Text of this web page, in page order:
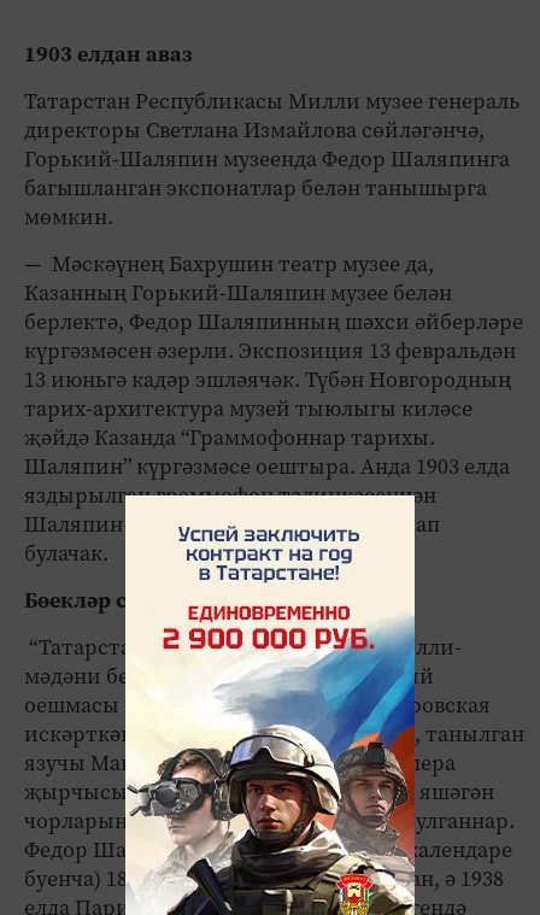
1903 елдан аваз
Татарстан Республикасы Милли музее генераль
директоры Светлана Измайлова сөйләгәнчә,
Горький-Шаляпин музеенда Федор Шаляпинга
багышланган экспонатлар белән танышырга
мөмкин.
— Мәскәүнең Бахрушин театр музее да,
Казанның Горький-Шаляпин музее белән
берлектә, Федор Шаляпинның шәхси әйберләре
күргәзмәсен әзерли. Экспозиция 13 февральдән
13 июньгә кадәр эшләячәк. Түбән Новгородның
тарих-архитектура музей тыюлыгы киләсе
җәйдә Казанда “Граммофоннар тарихы.
Шаляпин” күргәзмәсе оештыра. Анда 1903 елда
яздырылган граммофон тәлинкәсеннән
Шаляпин башкаруында җырлар тыңлап
булачак.
Бөекләр сагышы
“Татарстан Республикасының рус милли-
мәдәни берләшмәсе” төбәк иҗтимагый
оешмасы җитәкчесе Ирина Александровская
искәрткәнчә, кайда гына яшәсәләр дә, танылган
язучы Максим Горький да һәм бөек опера
җырчысы Федор Шаляпин да Казанда яшәгән
чорларын сагынып телгә ала торган булганнар.
Федор Шаляпин Казанда (григориан календаре
буенча) 1873 елның 13 февралендә туган, ә 1938
елда Парижда вафат булган. Улы теләгендә